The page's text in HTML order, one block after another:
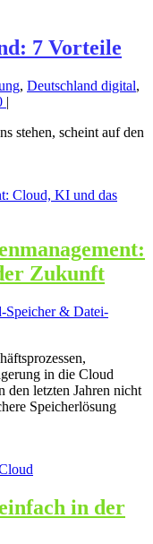
7 Vorteile
, Deutschland digital,
|
stehen, scheint auf den
Zukunft
Speicher & Datei-
in die Cloud
den letzten Jahren nicht
Speicherlösung
in der